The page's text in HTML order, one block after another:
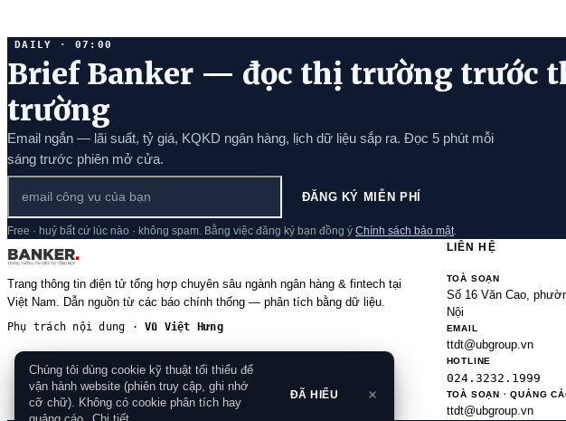
DAILY · 07:00
Brief Banker — đọc thị trường trước
trường
Email ngắn — lãi suất, tỷ giá, KQKD ngân hàng, lịch dữ liệu sắp ra. Đọc 5 phút mỗi
sáng trước phiên mở cửa.
ĐĂNG KÝ MIỄN PHÍ
Free · huỷ bất cứ lúc nào · không spam. Bằng việc đăng ký bạn đồng ý Chính sách bảo mật
Trang thông tin điện tử tổng hợp chuyên sâu ngành ngân hàng & fintech tại
Việt Nam. Dẫn nguồn từ các báo chính thống — phân tích bằng dữ liệu.
Phụ trách nội dung ·Vũ Việt Hưng
LIÊN HỆ
TOÀ SOẠN
Số 16 Văn Cao,
Nội
EMAIL
ttdt@ubgroup.vn
HOTLINE
024.3232.1999
TOÀ SOẠN · QUẢNG
ttdt@ubgroup.vn
Chúng tôi dùng cookie kỹ thuật tối thiểu để
vận hành website (phiên truy cập, ghi nhớ
cỡ chữ). Không có cookie phân tích hay
ĐÃ HIỂU